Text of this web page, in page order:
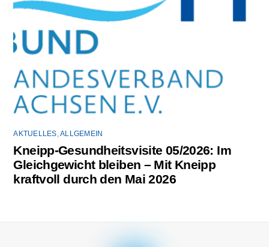
AKTUELLES,ALLGEMEIN
Kneipp-Gesundheitsvisite 05/2026: Im
Gleichgewicht bleiben – Mit Kneipp
kraftvoll durch den Mai 2026